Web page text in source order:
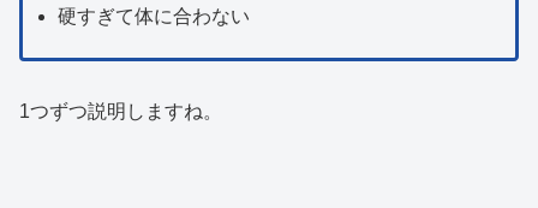
硬すぎて体に合わない
1つずつ説明しますね。